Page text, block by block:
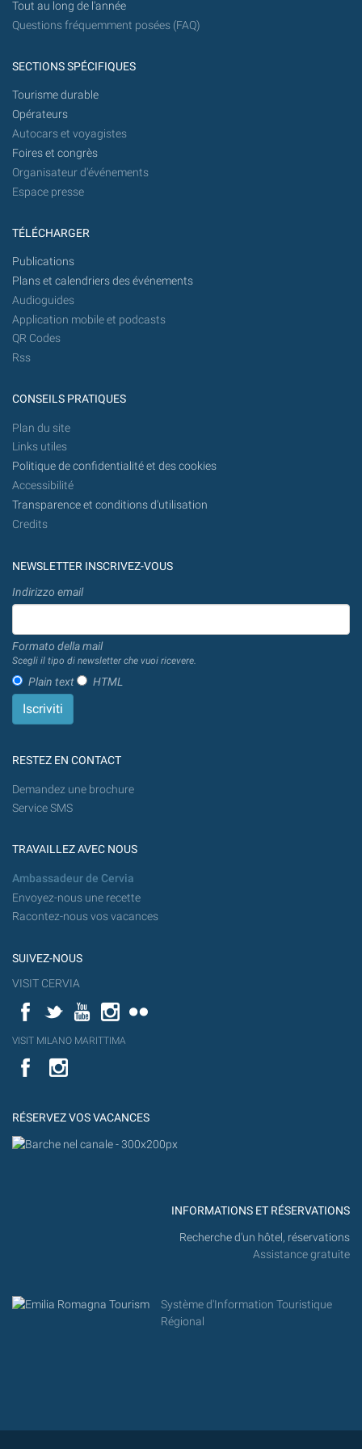
Tout au long de l'année
Questions fréquemment posées (FAQ)
SECTIONS SPÉCIFIQUES
Tourisme durable
Opérateurs
Autocars et voyagistes
Foires et congrès
Organisateur d'événements
Espace presse
TÉLÉCHARGER
Publications
Plans et calendriers des événements
Audioguides
Application mobile et podcasts
QR Codes
Rss
CONSEILS PRATIQUES
Plan du site
Links utiles
Politique de confidentialité et des cookies
Accessibilité
Transparence et conditions d'utilisation
Credits
NEWSLETTER INSCRIVEZ-VOUS
Indirizzo email
Formato della mail
Scegli il tipo di newsletter che vuoi ricevere.
Plain text HTML
RESTEZ EN CONTACT
Demandez une brochure
Service SMS
TRAVAILLEZ AVEC NOUS
Ambassadeur de Cervia
Envoyez-nous une recette
Racontez-nous vos vacances
SUIVEZ-NOUS
VISIT CERVIA
FacebookTwitterYouTubeInstagram
YouT
VISIT MILANO MARITTIMA
Flick
VISIT
MILANO
YouTube
RÉSERVEZ VOS VACANCES
INFORMATIONS ET RÉSERVATIONS
Recherche d'un hôtel, réservations
Assistance gratuite
Système d'Information Touristique
Régional